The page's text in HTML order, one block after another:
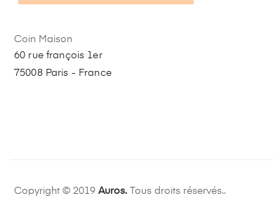
Coin Maison
60 rue françois 1er
75008 Paris - France
Copyright © 2019 Auros. Tous droits réservés..